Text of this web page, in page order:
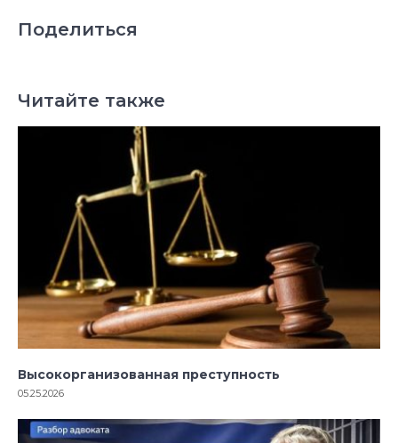
Поделиться
Читайте также
Высокорганизованная преступность
05.25.2026